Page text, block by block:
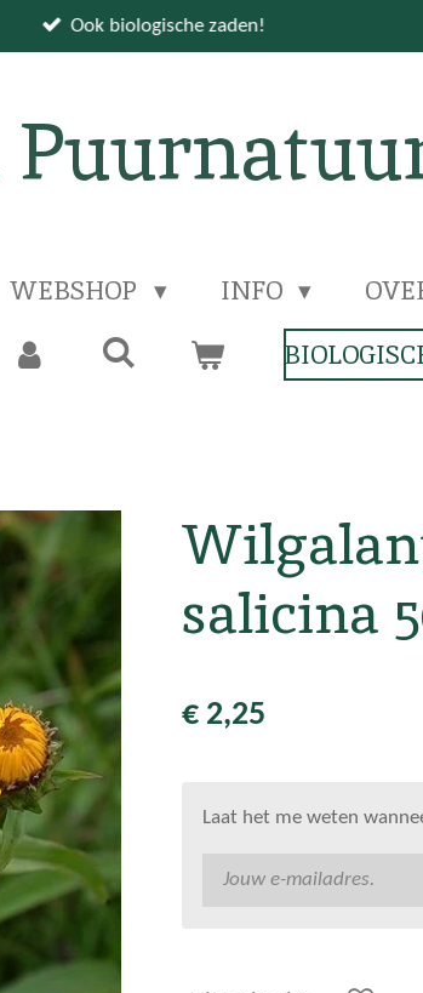
Ook biologische zaden!
WEBSHOP INFO
salicina
€ 2,25
Laat het me weten